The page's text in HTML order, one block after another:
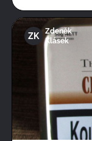
ZK
Zdeněk
Klásek